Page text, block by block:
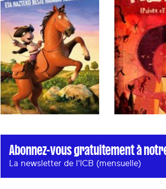
Abonnez-vous gratuitement à
La newsletter de l'ICB (mensuelle)